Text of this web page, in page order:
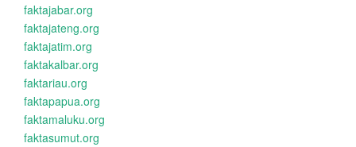
faktajabar.org
faktajateng.org
faktajatim.org
faktakalbar.org
faktariau.org
faktapapua.org
faktamaluku.org
faktasumut.org